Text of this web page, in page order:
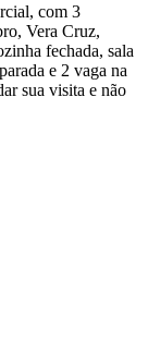
com 3
Vera Cruz,
fechada, sala
e 2 vaga na
sua visita e não